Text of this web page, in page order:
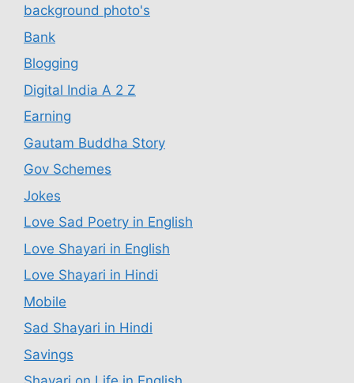
background photo's
Bank
Blogging
Digital India A 2 Z
Earning
Gautam Buddha Story
Gov Schemes
Jokes
Love Sad Poetry in English
Love Shayari in English
Love Shayari in Hindi
Mobile
Sad Shayari in Hindi
Savings